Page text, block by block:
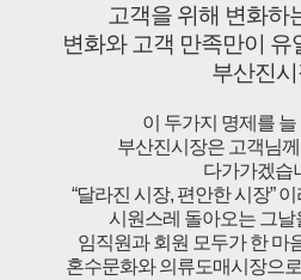
고객을 위해 변화하
변화와 고객 만족만이 유
부산진
이 두가지 명제를
부산진시장은 고객님께
다가가겠습
“달라진 시장, 편안한 시장”
시원스레 돌아오는 그날
임직원과 회원 모두가 한 마
혼수문화와 의류도매시장으